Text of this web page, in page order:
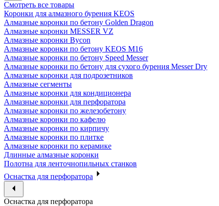
Смотреть все товары
Коронки для алмазного бурения KEOS
Алмазные коронки по бетону Golden Dragon
Алмазные коронки MESSER VZ
Алмазные коронки Bycon
Алмазные коронки по бетону KEOS M16
Алмазные коронки по бетону Speed Messer
Алмазные коронки по бетону для сухого бурения Messer Dry
Алмазные коронки для подрозетников
Алмазные сегменты
Алмазные коронки для кондиционера
Алмазные коронки для перфоратора
Алмазные коронки по железобетону
Алмазные коронки по кафелю
Алмазные коронки по кирпичу
Алмазные коронки по плитке
Алмазные коронки по керамике
Длинные алмазные коронки
Полотна для ленточнопильных станков
Оснастка для перфоратора
Оснастка для перфоратора